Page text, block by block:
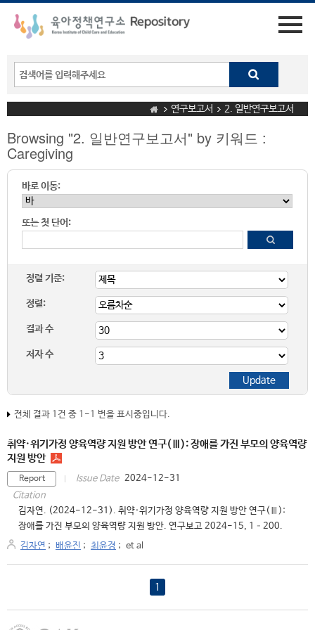
연구보고서 2. 일반연구보고서
Browsing "2. 일반연구보고서" by 키워드 :
Caregiving
바로 이동:
또는 첫 단어:
정렬 기준:
정렬:
결과 수
저자 수
전체 결과 1건 중 1-1 번을 표시중입니다.
취약·위기가정 양육역량 지원 방안 연구(Ⅲ): 장애를 가진 부모의 양육역량
지원 방안
Report Issue Date 2024-12-31
Citation
김자연. (2024-12-31). 취약·위기가정 양육역량 지원 방안 연구(Ⅲ):
장애를 가진 부모의 양육역량 지원 방안. 연구보고 2024-15, 1–200.
김자연 ; 배윤진 ; 최윤경 ; et al
1